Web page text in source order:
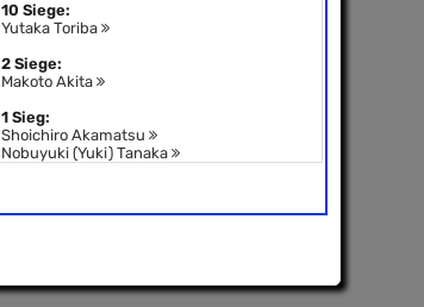
10 Siege:
Yutaka Toriba
2 Siege:
Makoto Akita
1 Sieg:
Shoichiro Akamatsu
Nobuyuki (Yuki) Tanaka